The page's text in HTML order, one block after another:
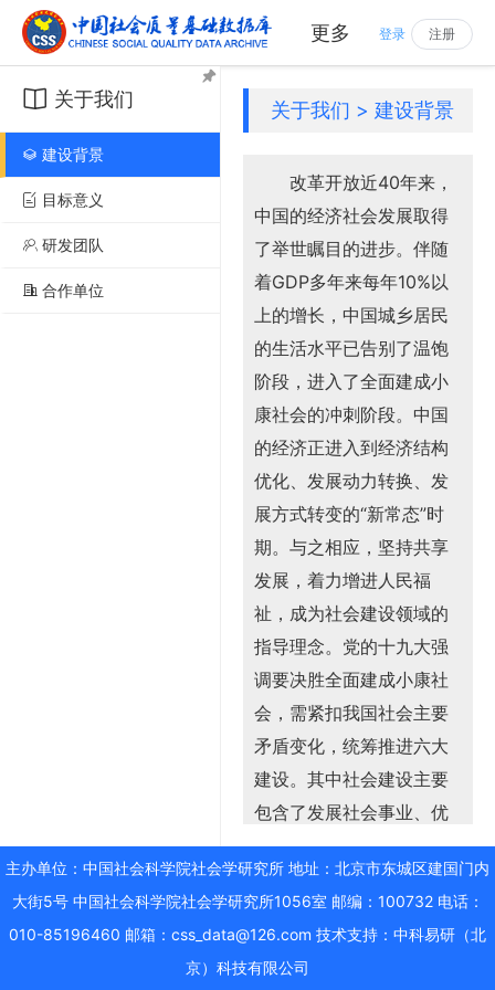
更多 登录 注册
关于我们
建设背景
目标意义
研发团队
合作单位
关于我们 > 建设背景
改革开放近40年来，
中国的经济社会发展取得
了举世瞩目的进步。伴随
着GDP多年来每年10%以
上的增长，中国城乡居民
的生活水平已告别了温饱
阶段，进入了全面建成小
康社会的冲刺阶段。中国
的经济正进入到经济结构
优化、发展动力转换、发
展方式转变的“新常态”时
期。与之相应，坚持共享
发展，着力增进人民福
祉，成为社会建设领域的
指导理念。党的十九大强
调要决胜全面建成小康社
会，需紧扣我国社会主要
矛盾变化，统筹推进六大
建设。其中社会建设主要
包含了发展社会事业、优
化社会结构、完善社会服
务功能、促进社会组织发
展等内容。在这一背景
下，对中国社会发展的研
究，从以前侧重于经济增
主办单位：中国社会科学院社会学研究所 地址：北京市东城区建国门内
大街5号 中国社会科学院社会学研究所1056室 邮编：100732 电话：
010-85196460 邮箱：css_data@126.com 技术支持： 中科易研（北
京）科技有限公司